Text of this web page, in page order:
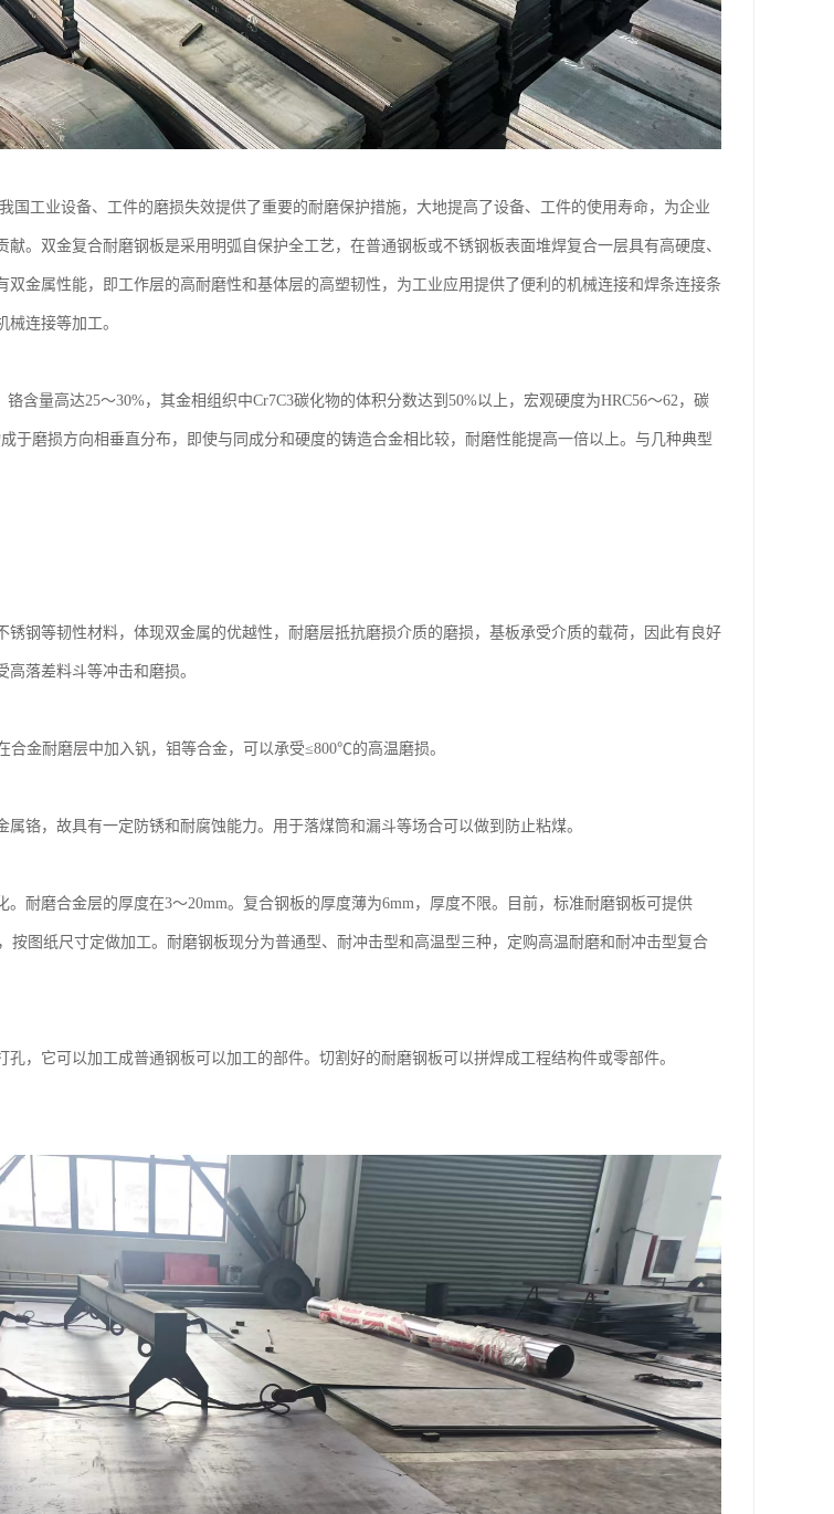
国工业设备、工件的磨损失效提供了重要的耐磨保护措施，大地提高了设备、工件的使用寿命，为企业
。双金复合耐磨钢板是采用明弧自保护全工艺，在普通钢板或不锈钢板表面堆焊复合一层具有高硬度、
双金属性能，即工作层的高耐磨性和基体层的高塑韧性，为工业应用提供了便利的机械连接和焊条连接条
连接等加工。
含量高达25～30%，其金相组织中Cr7C3碳化物的体积分数达到50%以上，宏观硬度为HRC56～62，碳
于磨损方向相垂直分布，即使与同成分和硬度的铸造合金相比较，耐磨性能提高一倍以上。与几种典型
锈钢等韧性材料，体现双金属的优越性，耐磨层抵抗磨损介质的磨损，基板承受介质的载荷，因此有良好
落差料斗等冲击和磨损。
金耐磨层中加入钒，钼等合金，可以承受≤800℃的高温磨损。
铬，故具有一定防锈和耐腐蚀能力。用于落煤筒和漏斗等场合可以做到防止粘煤。
耐磨合金层的厚度在3～20mm。复合钢板的厚度薄为6mm，厚度不限。目前，标准耐磨钢板可提供
按图纸尺寸定做加工。耐磨钢板现分为普通型、耐冲击型和高温型三种，定购高温耐磨和耐冲击型复合
，它可以加工成普通钢板可以加工的部件。切割好的耐磨钢板可以拼焊成工程结构件或零部件。